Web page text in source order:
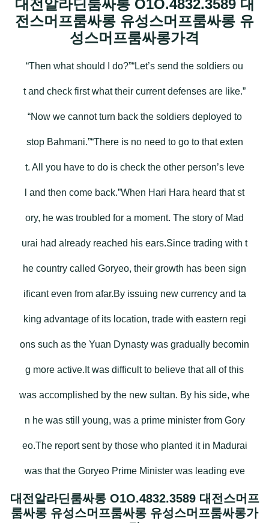
대전알라딘룸싸롱 O1O.4832.3589 대
전스머프룸싸롱 유성스머프룸싸롱 유
성스머프룸싸롱가격
“Then what should I do?”“Let’s send the soldiers ou
t and check first what their current defenses are like.”
“Now we cannot turn back the soldiers deployed to
stop Bahmani.”“There is no need to go to that exten
t. All you have to do is check the other person’s leve
l and then come back.”When Hari Hara heard that st
ory, he was troubled for a moment. The story of Mad
urai had already reached his ears.Since trading with t
he country called Goryeo, their growth has been sign
ificant even from afar.By issuing new currency and ta
king advantage of its location, trade with eastern regi
ons such as the Yuan Dynasty was gradually becomin
g more active.It was difficult to believe that all of this
was accomplished by the new sultan. By his side, whe
n he was still young, was a prime minister from Gory
eo.The report sent by those who planted it in Madurai
was that the Goryeo Prime Minister was leading eve
대전알라딘룸싸롱 O1O.4832.3589 대전스머프
룸싸롱 유성스머프룸싸롱 유성스머프룸싸롱가